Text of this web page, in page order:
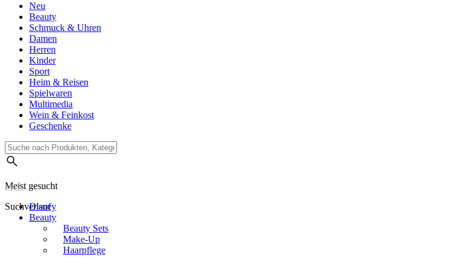
Neu
Beauty
Schmuck & Uhren
Damen
Herren
Kinder
Sport
Heim & Reisen
Spielwaren
Multimedia
Wein & Feinkost
Geschenke
Meist gesucht
Suchverlauf
Disney
Beauty
Beauty Sets
Make-Up
Haarpflege